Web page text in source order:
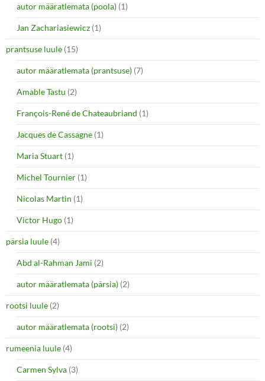
autor määratlemata (poola) (1)
Jan Zachariasiewicz (1)
prantsuse luule (15)
autor määratlemata (prantsuse) (7)
Amable Tastu (2)
François-René de Chateaubriand (1)
Jacques de Cassagne (1)
Maria Stuart (1)
Michel Tournier (1)
Nicolas Martin (1)
Victor Hugo (1)
pärsia luule (4)
Abd al-Rahman Jami (2)
autor määratlemata (pärsia) (2)
rootsi luule (2)
autor määratlemata (rootsi) (2)
rumeenia luule (4)
Carmen Sylva (3)